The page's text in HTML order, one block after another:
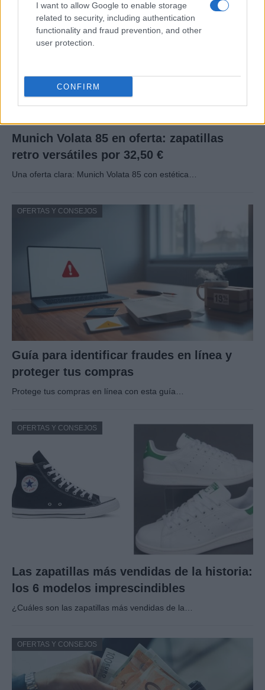
I want to allow Google to enable storage
related to security, including authentication
functionality and fraud prevention, and other
user protection.
CONFIRM
Munich Volata 85 en oferta: zapatillas
retro versátiles por 32,50 €
Una oferta clara: Munich Volata 85 con estética…
OFERTAS Y CONSEJOS
Guía para identificar fraudes en línea y
proteger tus compras
Protege tus compras en línea con esta guía…
OFERTAS Y CONSEJOS
Las zapatillas más vendidas de la historia:
los 6 modelos imprescindibles
¿Cuáles son las zapatillas más vendidas de la…
OFERTAS Y CONSEJOS